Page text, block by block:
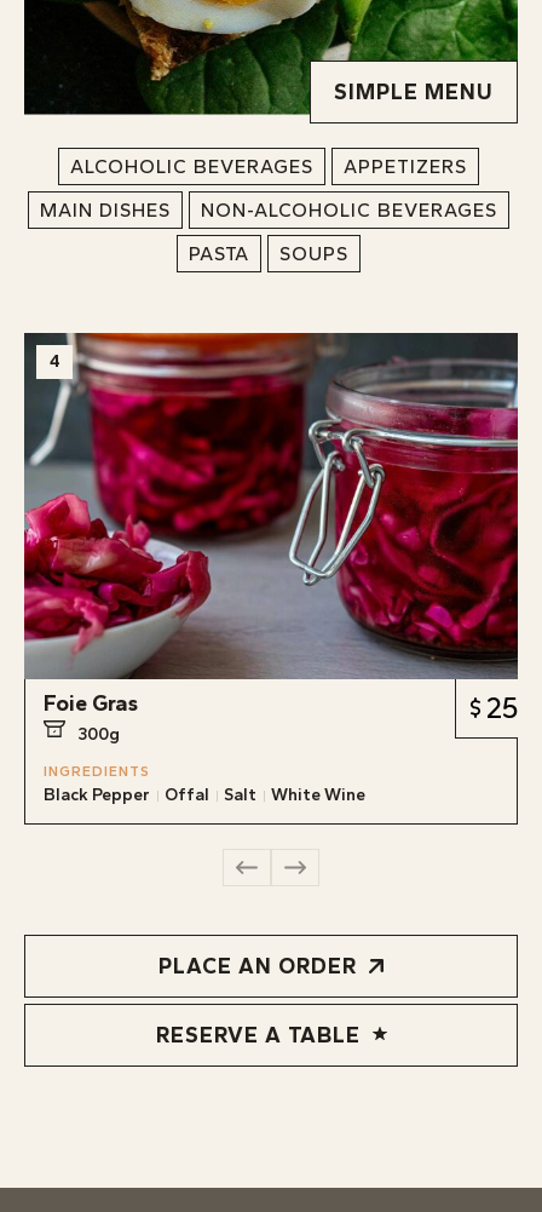
SIMPLE MENU
ALCOHOLIC BEVERAGES
APPETIZERS
MAIN DISHES
NON-ALCOHOLIC BEVERAGES
PASTA
SOUPS
4
Foie Gras
300g
25
INGREDIENTS
Black Pepper Offal Salt White Wine
PLACE AN ORDER
RESERVE A TABLE